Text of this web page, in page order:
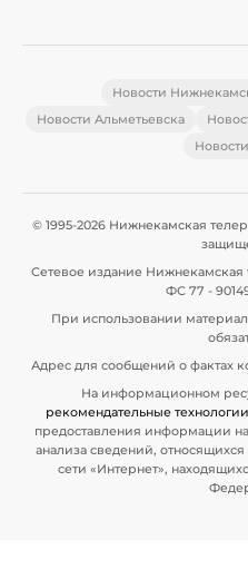
Новости
Новости Альметьевска
© 1995-2026 Нижнекамская
Сетевое издание
ФС 77 -
При использовании
Адрес для сообщений о фактах
На информационном
рекомендательные технологии
предоставления информации
анализа сведений,
сети «Интернет»,